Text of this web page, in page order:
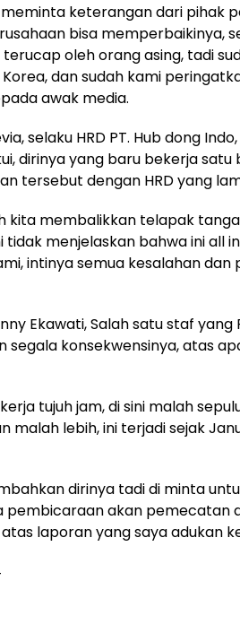
meminta keterangan dari pihak
bisa memperbaikinya,
oleh orang asing, tadi
dan sudah kami
awak media.
selaku HRD PT. Hub dong
dirinya yang baru bekerja
tersebut dengan HRD yang
kita membalikkan telapak
menjelaskan bahwa ini all
intinya semua kesalahan dan
Ekawati, Salah satu staf yang
segala konsekwensinya, atas
tujuh jam, di sini malah
malah lebih, ini terjadi sejak
dirinya tadi di minta
pembicaraan akan pemecatan
laporan yang saya adukan